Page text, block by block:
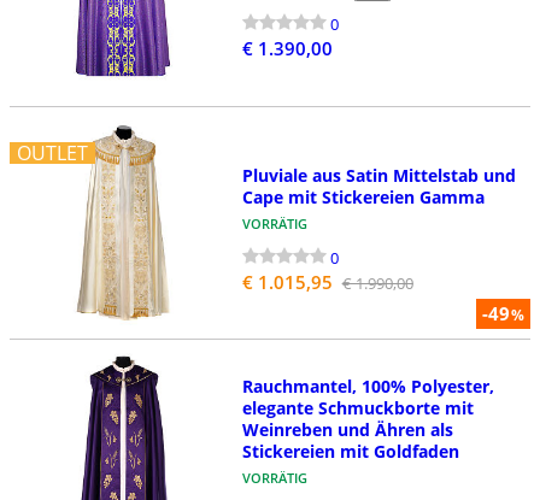
0
€ 1.390,00
OUTLET
-49%
Pluviale aus Satin Mittelstab und
Cape mit Stickereien Gamma
VORRÄTIG
0
€ 1.015,95 € 1.990,00
Rauchmantel, 100% Polyester,
elegante Schmuckborte mit
Weinreben und Ähren als
Stickereien mit Goldfaden
VORRÄTIG